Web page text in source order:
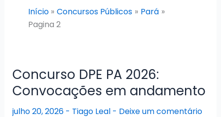
Início
Concursos Públicos
Pará
Pagina 2
Concurso DPE PA 2026:
Convocações em andamento
julho 20, 2026 - Tiago Leal - Deixe um comentário